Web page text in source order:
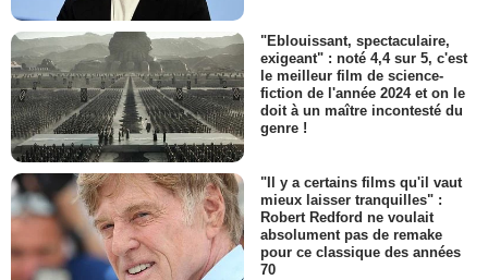
"Eblouissant, spectaculaire,
exigeant" : noté 4,4 sur 5, c'est
le meilleur film de science-
fiction de l'année 2024 et on le
doit à un maître incontesté du
genre !
"Il y a certains films qu'il vaut
mieux laisser tranquilles" :
Robert Redford ne voulait
absolument pas de remake
pour ce classique des années
70